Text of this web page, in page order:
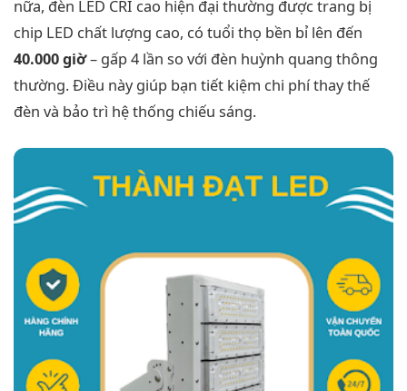
nữa, đèn LED CRI cao hiện đại thường được trang bị
chip LED chất lượng cao, có tuổi thọ bền bỉ lên đến
40.000 giờ– gấp 4 lần so với đèn huỳnh quang thông
thường. Điều này giúp bạn tiết kiệm chi phí thay thế
đèn và bảo trì hệ thống chiếu sáng.